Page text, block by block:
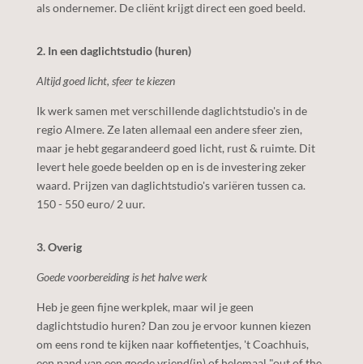
als ondernemer. De cliënt krijgt direct een goed beeld.
2. In een daglichtstudio (huren)
Altijd goed licht, sfeer te kiezen
Ik werk samen met verschillende daglichtstudio's in de
regioAlmere. Ze laten allemaal een andere sfeer zien,
maar je hebt gegarandeerd goed licht, rust & ruimte. Dit
levert hele goede beelden op en is de investering zeker
waard. Prijzen van daglichtstudio's variëren tussen ca.
150 - 550 euro/ 2 uur.
3. Overig
Goede voorbereiding is het halve werk
Heb je geen fijne werkplek, maar wil je geen
daglichtstudio huren? Dan zou je ervoor kunnen kiezen
om eens rond te kijken naar koffietentjes, 't Coachhuis,